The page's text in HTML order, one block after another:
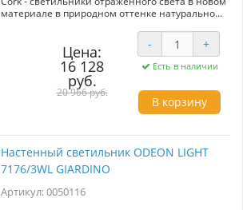
материале в природном оттенке натуральной
Цена:
16 128
руб.
20 966 руб.
- +
Есть в наличии
В корзину
Настенный светильник ODEON LIGHT
7176/3WL GIARDINO
Артикул: 0050116